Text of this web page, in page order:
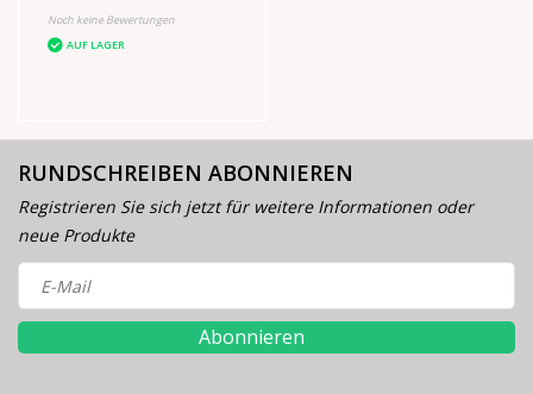
Stativ
Noch keine Bewertungen
AUF LAGER
RUNDSCHREIBEN ABONNIEREN
Registrieren Sie sich jetzt für weitere Informationen oder
neue Produkte
Abonnieren